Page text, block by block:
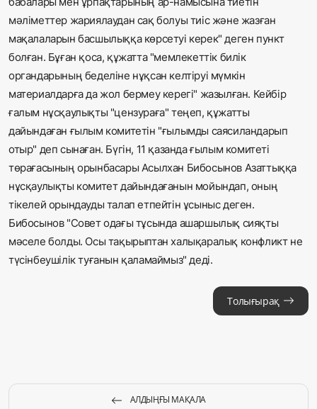
мәліметтер жариялаудан сақ болуы тиіс және жазған
мақалаларын басшылыққа көрсетуі керек" деген пункт
болған. Бұған қоса, құжатта "мемлекеттік билік
органдарының беделіне нұқсан келтіруі мүмкін
материалдарға да жол бермеу керегі" жазылған. Кейбір
ғалым нұсқаулықты "цензураға" теңеп, құжатты
дайындаған ғылым комитетін "ғылымды саясиландарып
отыр" деп сынаған. Бүгін, 11 қазанда ғылым комитеті
төрағасының орынбасары Асылхан Бибосынов Азаттыққа
нұсқаулықты комитет дайындағанын мойындап, оның
тікелей орындауды талап етпейтін ұсыныс деген.
Бибосынов "Совет одағы тұсында ашаршылық сияқты
мәселе болды. Осы тақырыптан халықаралық конфликт не
түсінбеушілік туғанын қаламаймыз" деді.
Толығырақ
АЛДЫҢҒЫ МАҚАЛА